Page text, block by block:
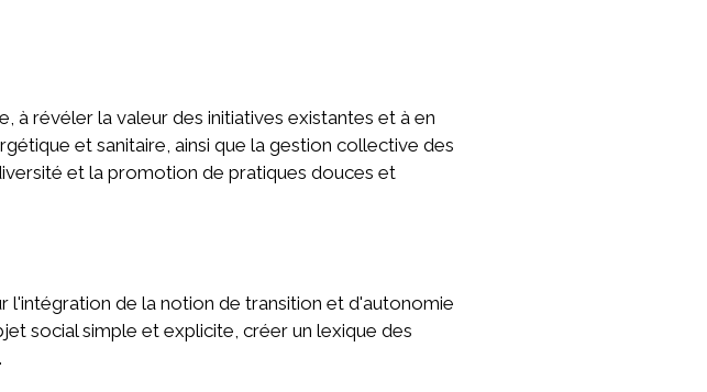
à révéler la valeur des initiatives existantes et à en
et sanitaire, ainsi que la gestion collective des
et la promotion de pratiques douces et
l'intégration de la notion de transition et d'autonomie
social simple et explicite, créer un lexique des